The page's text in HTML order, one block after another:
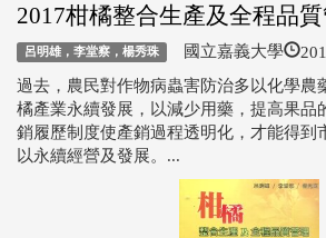
2017柑橘整合生產及全程品
呂明雄，李堂察，楊秀珠 國立嘉義大學
過去，農民對作物病蟲害防治多以化學農
橘產業永續發展，以減少用藥，提高果品
銷履歷制度使產銷過程透明化，才能得到
以永續經營及發展。...